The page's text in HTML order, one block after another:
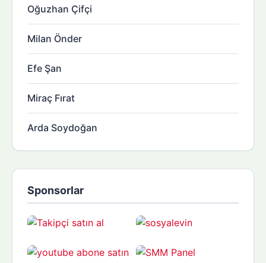
Oğuzhan Çifçi
Milan Önder
Efe Şan
Miraç Fırat
Arda Soydoğan
Sponsorlar